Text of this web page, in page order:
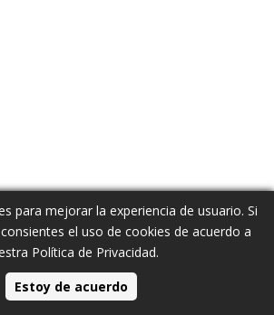
para mejorar la experiencia de usuario. Si
el uso de cookies de acuerdo a
Política de Privacidad.
Estoy de acuerdo